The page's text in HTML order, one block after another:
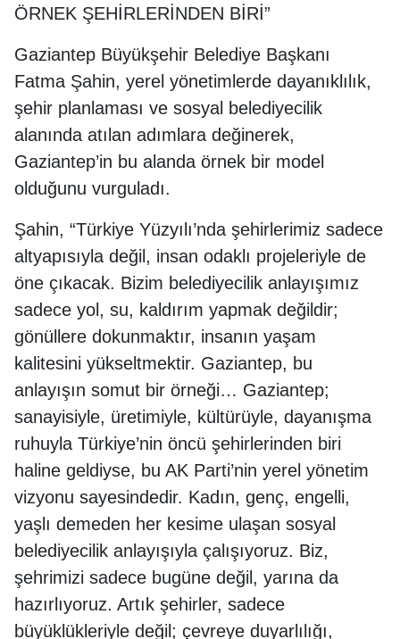
ÖRNEK ŞEHİRLERİNDEN BİRİ”
Gaziantep Büyükşehir Belediye Başkanı
Fatma Şahin, yerel yönetimlerde dayanıklılık,
şehir planlaması ve sosyal belediyecilik
alanında atılan adımlara değinerek,
Gaziantep’in bu alanda örnek bir model
olduğunu vurguladı.
Şahin, “Türkiye Yüzyılı’nda şehirlerimiz sadece
altyapısıyla değil, insan odaklı projeleriyle de
öne çıkacak. Bizim belediyecilik anlayışımız
sadece yol, su, kaldırım yapmak değildir;
gönüllere dokunmaktır, insanın yaşam
kalitesini yükseltmektir. Gaziantep, bu
anlayışın somut bir örneği… Gaziantep;
sanayisiyle, üretimiyle, kültürüyle, dayanışma
ruhuyla Türkiye’nin öncü şehirlerinden biri
haline geldiyse, bu AK Parti’nin yerel yönetim
vizyonu sayesindedir. Kadın, genç, engelli,
yaşlı demeden her kesime ulaşan sosyal
belediyecilik anlayışıyla çalışıyoruz. Biz,
şehrimizi sadece bugüne değil, yarına da
hazırlıyoruz. Artık şehirler, sadece
büyüklükleriyle değil; çevreye duyarlılığı,